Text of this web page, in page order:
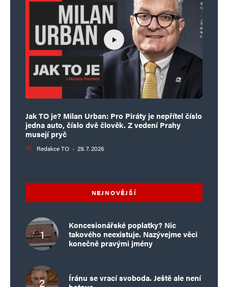
Jak TO je? Milan Urban: Pro Piráty je nepřítel číslo
jedna auto, číslo dvě člověk. Z vedení Prahy
musejí pryč
Redakce TO · 29. 7. 2026
NEJNOVĚJŠÍ
Koncesionářské poplatky? Nic
takového neexistuje. Nazývejme věci
konečně pravými jmény
Íránu se vrací svoboda. Ještě ale není